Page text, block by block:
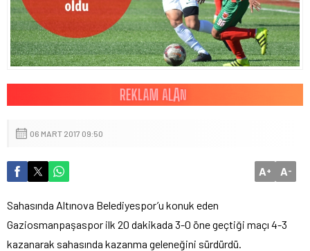
06 MART 2017 09:50
A+ A-
Sahasında Altınova Belediyespor’u konuk eden
Gaziosmanpaşaspor ilk 20 dakikada 3-0 öne geçtiği maçı 4-3
kazanarak sahasında kazanma geleneğini sürdürdü.